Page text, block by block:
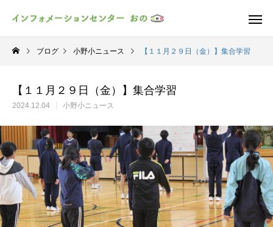
ブログ 小野小ニュース 【１１月２９日（金）】集合学習
【１１月２９日（金）】集合学習
2024.12.04 小野小ニュース